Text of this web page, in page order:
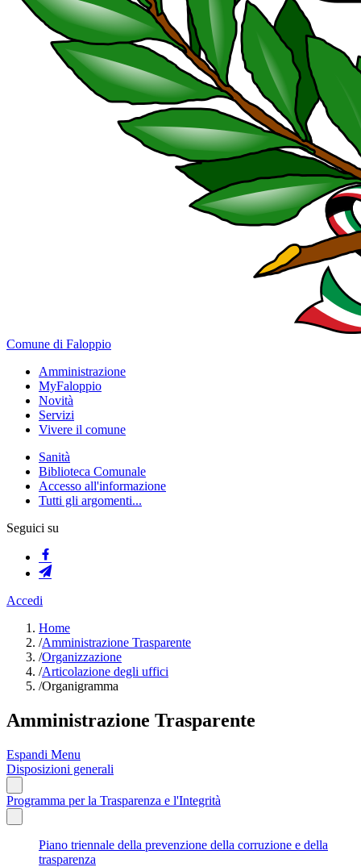
Comune di Faloppio
Amministrazione
MyFaloppio
Novità
Servizi
Vivere il comune
Sanità
Biblioteca Comunale
Accesso all'informazione
Tutti gli argomenti...
Seguici su
Accedi
Home
/Amministrazione Trasparente
/Organizzazione
/Articolazione degli uffici
/Organigramma
Amministrazione Trasparente
Espandi Menu
Disposizioni generali
Programma per la Trasparenza e l'Integrità
Piano triennale della prevenzione della corruzione e della
trasparenza